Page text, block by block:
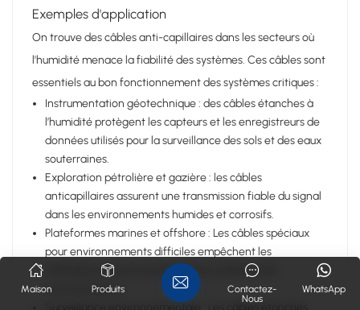
Exemples d'application
On trouve des câbles anti-capillaires dans les secteurs où
l'humidité menace la fiabilité des systèmes. Ces câbles sont
essentiels au bon fonctionnement des systèmes critiques :
Instrumentation géotechnique : des câbles étanches à
l’humidité protègent les capteurs et les enregistreurs de
données utilisés pour la surveillance des sols et des eaux
souterraines.
Exploration pétrolière et gazière : les câbles
anticapillaires assurent une transmission fiable du signal
dans les environnements humides et corrosifs.
Plateformes marines et offshore : Les câbles spéciaux
pour environnements difficiles empêchent les
infiltrations d'eau et protègent les systèmes de
communication.
Surveillance environnementale : Les câbles étanches
Maison Produits WhatsApp
Contactez-
Nous